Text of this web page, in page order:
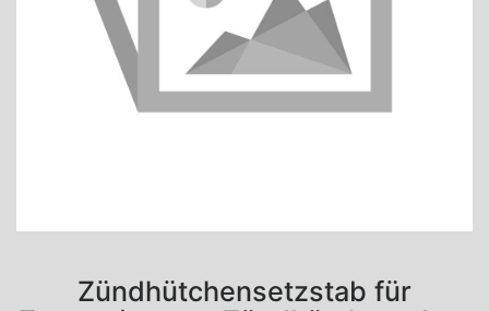
Zündhütchensetzstab für